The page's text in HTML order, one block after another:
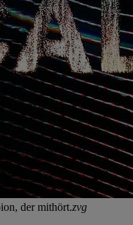
der mithört.zvg